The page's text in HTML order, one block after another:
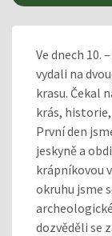
Ve dnech 10.
vydali na
krasu. Čekal
krás,
První den
jeskyně a
krápníkovou
okruhu jsme
dozvěděli se